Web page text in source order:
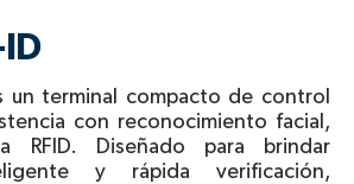
ID
un terminal compacto de control
con reconocimiento facial,
RFID. Diseñado para brindar
y rápida verificación,